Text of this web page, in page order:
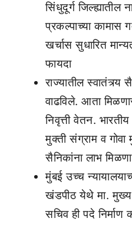
सिंधुदूर्ग जिल्ह्यातील
प्रकल्पाच्या कामास
खर्चास सुधारित
फायदा
राज्यातील स्वातंत्र्य
वाढविले. आता
निवृत्ती वेतन.
मुक्ती संग्राम व गोवा
सैनिकांना लाभ
मुंबई उच्च
खंडपीठ येथे मा. मुख्य
सचिव ही पदे निर्माण